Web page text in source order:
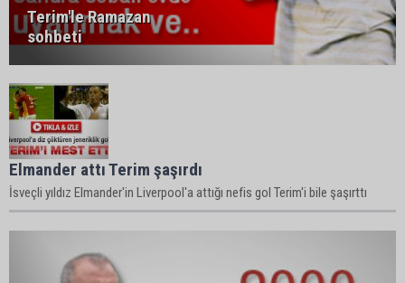
Terim'le Ramazan
sohbeti
Elmander attı Terim şaşırdı
İsveçli yıldız Elmander'in Liverpool'a attığı nefis gol Terim'i bile şaşırttı